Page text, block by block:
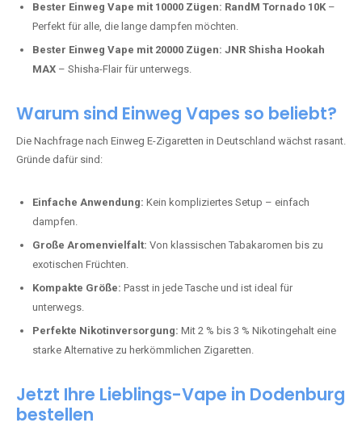
Bester Einweg Vape mit 10000 Zügen: RandM Tornado 10K –
Perfekt für alle, die lange dampfen möchten.
Bester Einweg Vape mit 20000 Zügen: JNR Shisha Hookah
MAX – Shisha-Flair für unterwegs.
Warum sind Einweg Vapes so beliebt?
Die Nachfrage nach Einweg E-Zigaretten in Deutschland wächst rasant.
Gründe dafür sind:
Einfache Anwendung: Kein kompliziertes Setup – einfach
dampfen.
Große Aromenvielfalt: Von klassischen Tabakaromen bis zu
exotischen Früchten.
Kompakte Größe: Passt in jede Tasche und ist ideal für
unterwegs.
Perfekte Nikotinversorgung: Mit 2 % bis 3 % Nikotingehalt eine
starke Alternative zu herkömmlichen Zigaretten.
Jetzt Ihre Lieblings-Vape in Dodenburg
bestellen